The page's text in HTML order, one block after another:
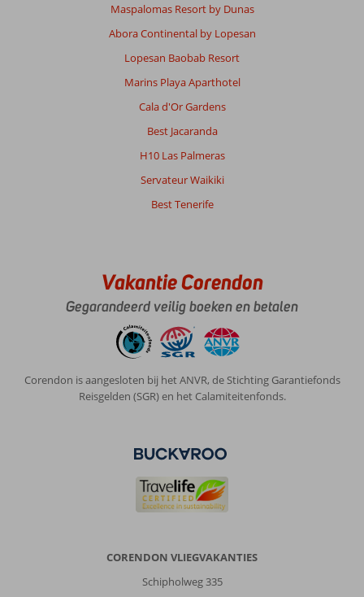
Maspalomas Resort by Dunas
Abora Continental by Lopesan
Lopesan Baobab Resort
Marins Playa Aparthotel
Cala d'Or Gardens
Best Jacaranda
H10 Las Palmeras
Servateur Waikiki
Best Tenerife
Vakantie Corendon
Gegarandeerd veilig boeken en betalen
Corendon is aangesloten bij het ANVR, de Stichting Garantiefonds
Reisgelden (SGR) en het Calamiteitenfonds.
CORENDON VLIEGVAKANTIES
Schipholweg 335